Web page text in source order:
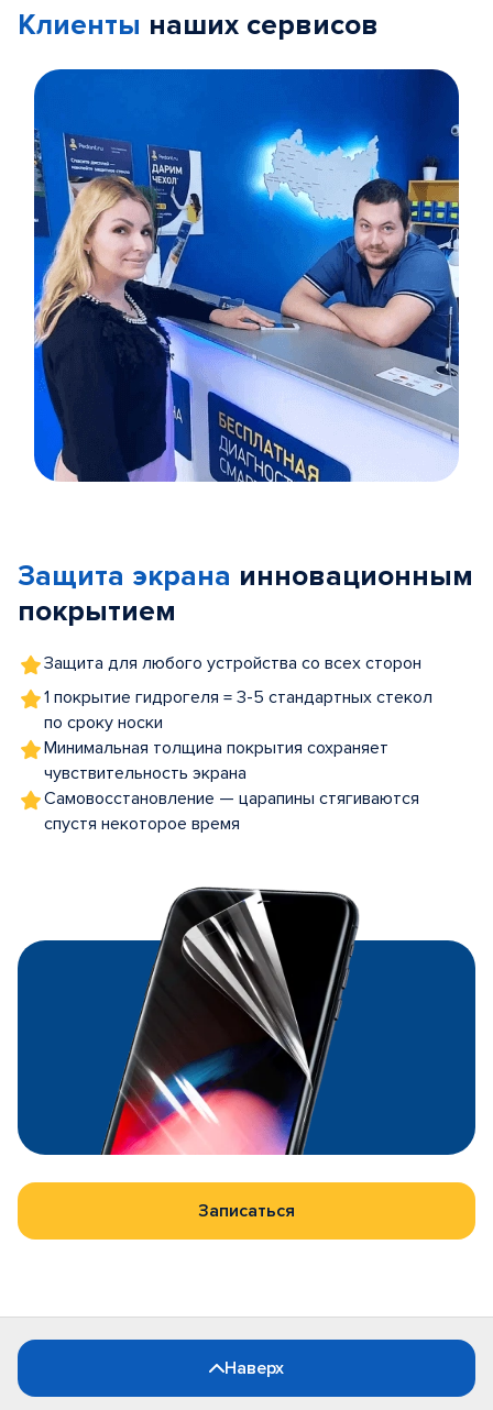
Клиенты наших сервисов
5
Защита экрана инновационным
покрытием
Защита для любого устройства со всех сторон
1 покрытие гидрогеля = 3-5 стандартных стекол
по сроку носки
Минимальная толщина покрытия сохраняет
чувствительность экрана
Самовосстановление — царапины стягиваются
спустя некоторое время
Записаться
Наверх